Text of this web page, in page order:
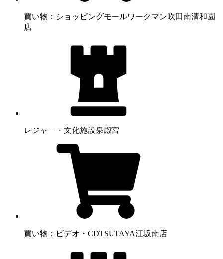
買い物：ショッピングモールワークマン吹田南清和園
店
レジャー・文化施設泉殿宮
買い物：ビデオ・CDTSUTAYA江坂南店